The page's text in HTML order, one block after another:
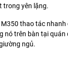
trong yên lặng.
thao tác nhanh
nó trên bàn tại quán
ngủ.